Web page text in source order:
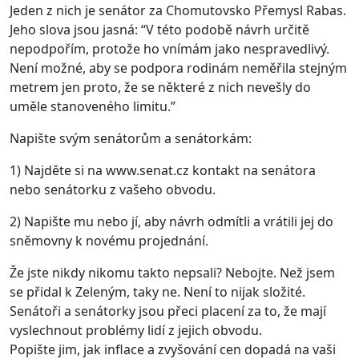
Jeden z nich je senátor za Chomutovsko Přemysl Rabas.
Jeho slova jsou jasná: “V této podobě návrh určitě
nepodpořím, protože ho vnímám jako nespravedlivý.
Není možné, aby se podpora rodinám neměřila stejným
metrem jen proto, že se některé z nich nevešly do
uměle stanoveného limitu.”
Napište svým senátorům a senátorkám:
1) Najděte si na www.senat.cz kontakt na senátora
nebo senátorku z vašeho obvodu.
2) Napište mu nebo jí, aby návrh odmítli a vrátili jej do
sněmovny k novému projednání.
Že jste nikdy nikomu takto nepsali? Nebojte. Než jsem
se přidal k Zeleným, taky ne. Není to nijak složité.
Senátoři a senátorky jsou přeci placení za to, že mají
vyslechnout problémy lidí z jejich obvodu.
Popište jim, jak inflace a zvyšování cen dopadá na vaši